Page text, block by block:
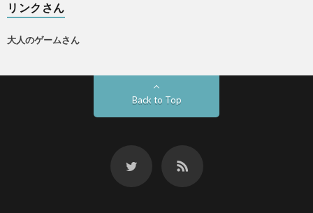
リンクさん
大人のゲームさん
Back to Top